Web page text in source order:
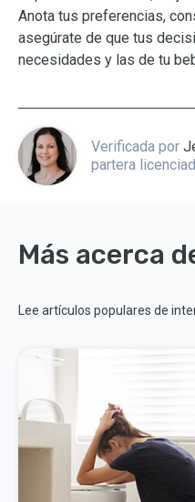
Anota tus preferencias,
asegúrate de que tus
necesidades y las de tu
Verificada por
partera
Más acerca
Lee artículos populares de